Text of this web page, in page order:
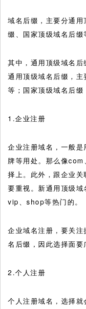
域名后缀，主要分通
缀、国家顶级域名后缀
其中，通用顶级域名
通用顶级域名后缀，
等；国家顶级域名后缀
1.企业注册
企业注册域名，一般
牌等用处。那么像
择上。此外，跟企业
要重视。新通用顶级
vip、shop等热门的。
企业域名注册，要关
名后缀，因此选择面要
2.个人注册
个人注册域名，选择